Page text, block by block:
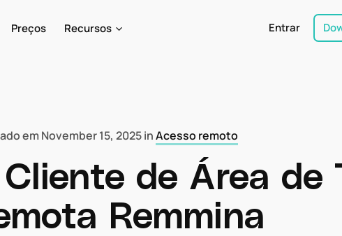
Preços Recursos Entrar
emNovember 15, 2025inAcesso remoto
de Área de
Remmina